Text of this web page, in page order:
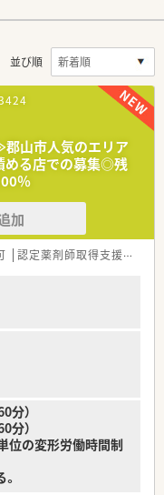
並び順
郡山市人気のエリア
める店での募集◎残
％
加
認定薬剤師取得支援あり
分）
）
位の変形労働時間制